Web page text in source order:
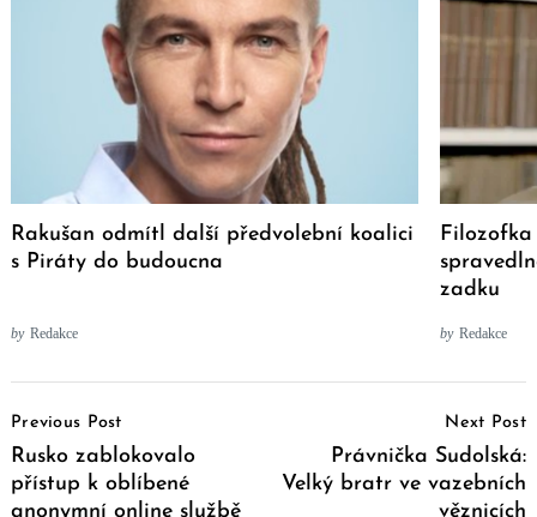
Rakušan odmítl další předvolební koalici
s Piráty do budoucna
by Redakce
zadku
by Redakce
Navigation
Previous Post
Rusko zablokovalo
přístup k oblíbené
anonymní online službě
Next Post
Právnička Sudolská:
Velký bratr ve vazebních
věznicích